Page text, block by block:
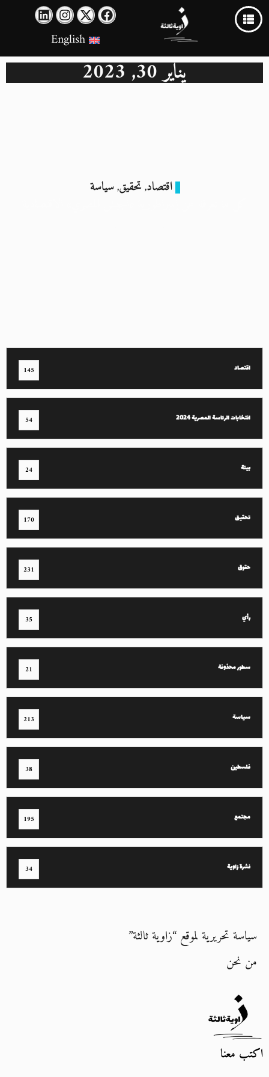
English
يناير 30, 2023
اقتصاد,تحقيق,سياسة
اقتصاد 145
انتخابات الرئاسة المصرية 2024 54
بيئة 24
تحقيق 170
حقوق 231
رأي 35
سطور محذوفة 21
سياسة 213
فلسطين 38
مجتمع 195
نشرة زاوية 34
سياسة تحريرية لموقع “زاوية ثالثة”
من نحن
اكتب معنا